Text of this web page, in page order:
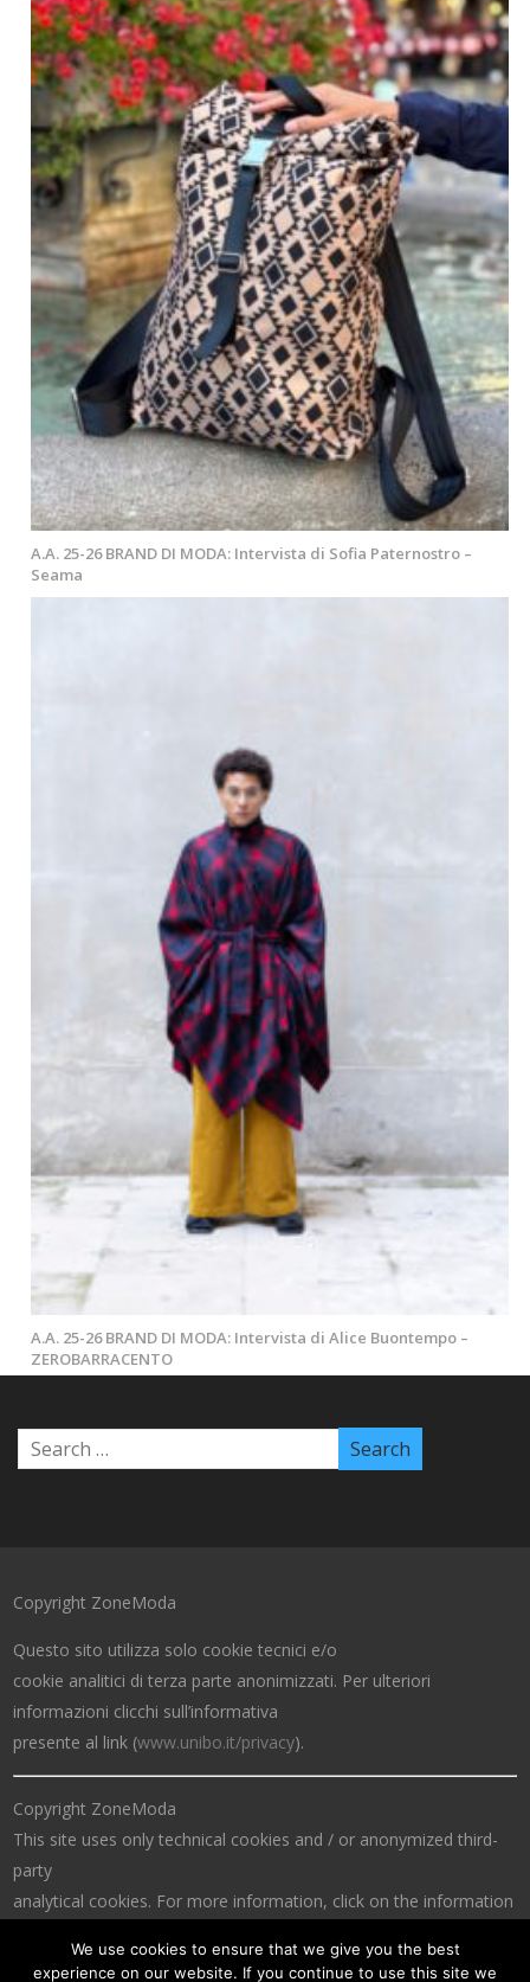
A.A. 25-26 BRAND DI MODA: Intervista di Sofia Paternostro –
Seama
A.A. 25-26 BRAND DI MODA: Intervista di Alice Buontempo –
ZEROBARRACENTO
Copyright ZoneModa
Questo sito utilizza solo cookie tecnici e/o
cookie analitici di terza parte anonimizzati. Per ulteriori
informazioni clicchi sull’informativa
presente al link (www.unibo.it/privacy).
Copyright ZoneModa
This site uses only technical cookies and / or anonymized third-
party
analytical cookies. For more information, click on the information
We use cookies to ensure that we give you the best
experience on our website. If you continue to use this site we